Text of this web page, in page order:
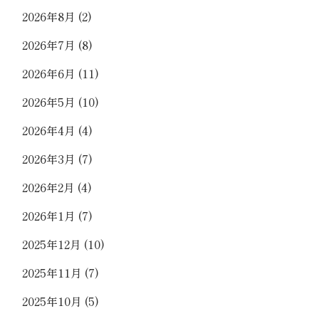
2026年8月 (2)
2026年7月 (8)
2026年6月 (11)
2026年5月 (10)
2026年4月 (4)
2026年3月 (7)
2026年2月 (4)
2026年1月 (7)
2025年12月 (10)
2025年11月 (7)
2025年10月 (5)